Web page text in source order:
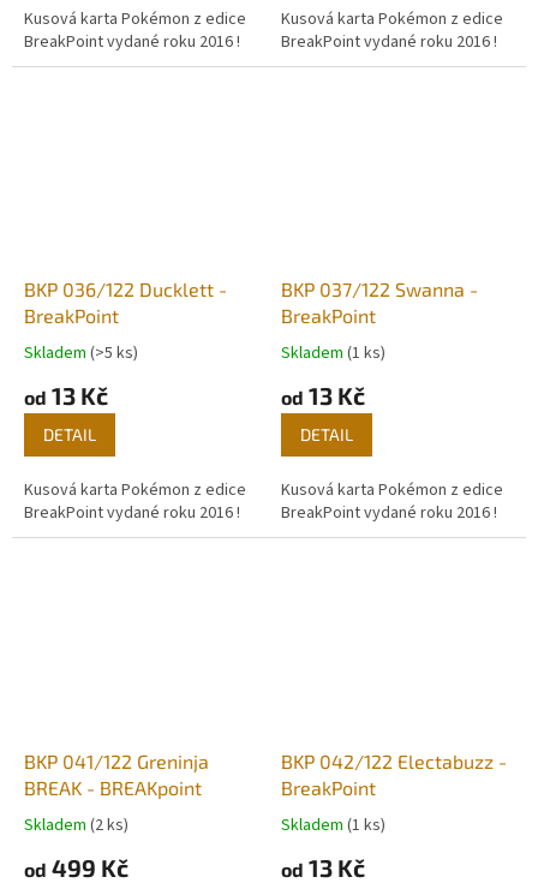
Kusová karta Pokémon z edice
BreakPoint vydané roku 2016 !
Kusová karta Pokémon z edice
BreakPoint vydané roku 2016 !
BKP 036/122 Ducklett -
BreakPoint
Skladem (>5 ks)
od 13 Kč
DETAIL
Kusová karta Pokémon z edice
BreakPoint vydané roku 2016 !
BKP 037/122 Swanna -
BreakPoint
Skladem (1 ks)
od 13 Kč
DETAIL
Kusová karta Pokémon z edice
BreakPoint vydané roku 2016 !
BKP 041/122 Greninja
BREAK - BREAKpoint
Skladem (2 ks)
od 499 Kč
BKP 042/122 Electabuzz -
BreakPoint
Skladem (1 ks)
od 13 Kč